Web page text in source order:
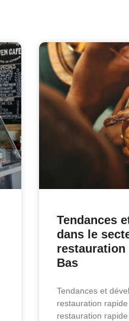
Tendances
dans le
restauration
Bas
Tendances et
restauration
restauration